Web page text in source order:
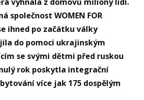
společnost WOMEN FOR
ihned po začátku války
do pomoci ukrajinským
se svými dětmi před ruskou
rok poskytla integrační
více jak 175 dospělým